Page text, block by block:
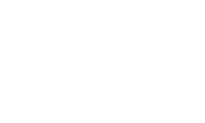
病床前不离不弃的
以后，林知夏忽然对他说：“江逾白，我喜欢你，哲学和生物学意义上